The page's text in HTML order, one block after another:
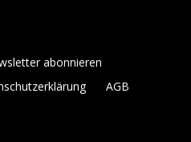
abonnieren
AGB